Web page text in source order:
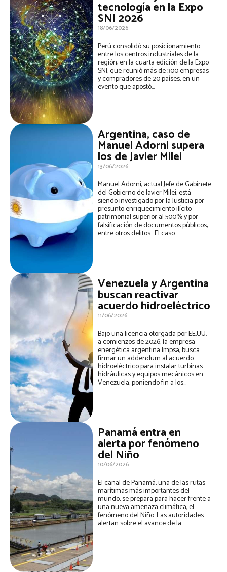
tecnología en la Expo
SNI 2026
18/06/2026
Perú consolidó su posicionamiento
entre los centros industriales de la
región, en la cuarta edición de la Expo
SNI, que reunió más de 300 empresas
y compradores de 20 países, en un
evento que apostó...
Argentina, caso de
Manuel Adorni supera
los de Javier Milei
13/06/2026
Manuel Adorni, actual Jefe de Gabinete
del Gobierno de Javier Milei, está
siendo investigado por la Justicia por
presunto enriquecimiento ilícito
patrimonial superior al 500% y por
falsificación de documentos públicos,
entre otros delitos. El caso...
Venezuela y Argentina
buscan reactivar
acuerdo hidroeléctrico
11/06/2026
Bajo una licencia otorgada por EE.UU.
a comienzos de 2026, la empresa
energética argentina Impsa, busca
firmar un addendum al acuerdo
hidroeléctrico para instalar turbinas
hidráulicas y equipos mecánicos en
Venezuela, poniendo fin a los...
Panamá entra en
alerta por fenómeno
del Niño
10/06/2026
El canal de Panamá, una de las rutas
marítimas más importantes del
mundo, se prepara para hacer frente a
una nueva amenaza climática, el
fenómeno del Niño. Las autoridades
alertan sobre el avance de la...